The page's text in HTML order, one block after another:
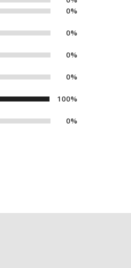
0%
0%
0%
0%
100%
0%